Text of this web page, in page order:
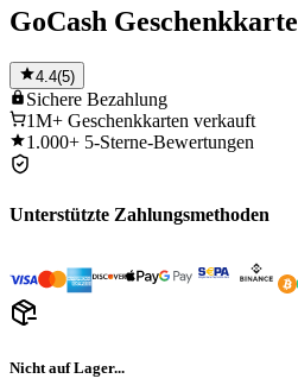
GoCash Geschenkkarte
4.4(5)
Sichere Bezahlung
1M+ Geschenkkarten verkauft
1.000+ 5-Sterne-Bewertungen
Unterstützte Zahlungsmethoden
Nicht auf Lager...